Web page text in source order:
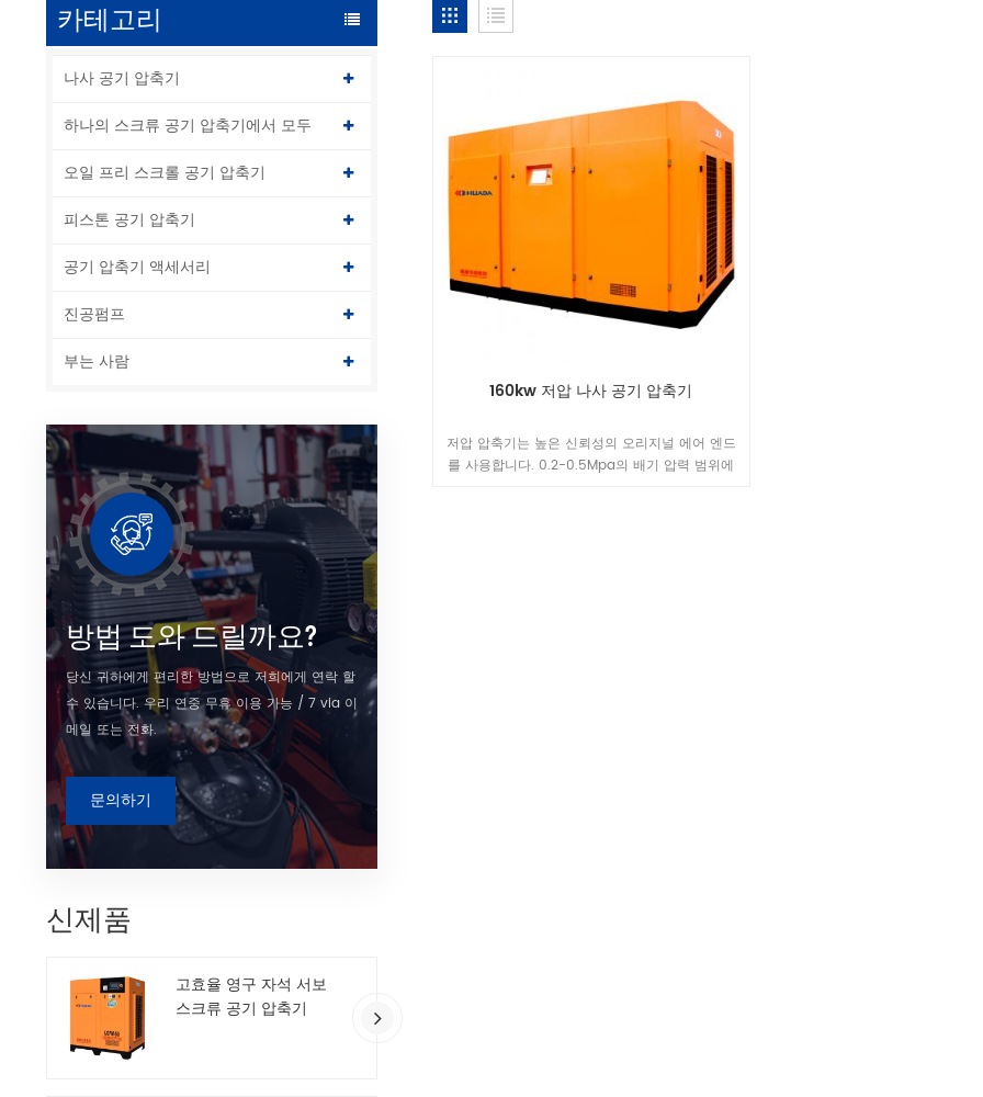
카테고리
나사 공기 압축기
하나의 스크류 공기 압축기에서 모두
오일 프리 스크롤 공기 압축기
피스톤 공기 압축기
공기 압축기 액세서리
진공펌프
부는 사람
방법 도와 드릴까요?
당신 귀하에게 편리한 방법으로 저희에게 연락 할
수 있습니다. 우리 연중 무휴 이용 가능 / 7 via 이
메일 또는 전화.
문의하기
신제품
고효율 영구 자석 서보
스크류 공기 압축기
160kw 저압 나사 공기 압축기
저압 압축기는 높은 신뢰성의 오리지널 에어 엔드
를 사용합니다. 0.2-0.5Mpa의 배기 압력 범위에